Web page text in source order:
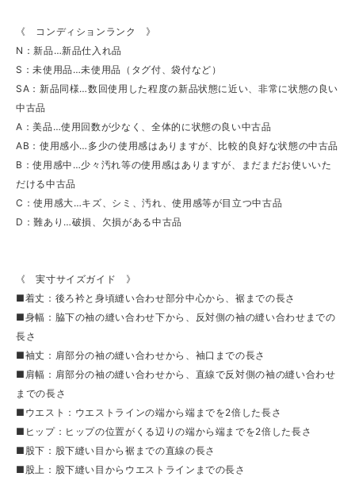
《 コンディションランク 》
N：新品…新品仕入れ品
S：未使用品…未使用品（タグ付、袋付など）
SA：新品同様…数回使用した程度の新品状態に近い、非常に状態の良い
中古品
A：美品…使用回数が少なく、全体的に状態の良い中古品
AB：使用感小…多少の使用感はありますが、比較的良好な状態の中古品
B：使用感中…少々汚れ等の使用感はありますが、まだまだお使いいた
だける中古品
C：使用感大…キズ、シミ、汚れ、使用感等が目立つ中古品
D：難あり…破損、欠損がある中古品
《 実寸サイズガイド 》
■着丈：後ろ衿と身頃縫い合わせ部分中心から、裾までの長さ
■身幅：脇下の袖の縫い合わせ下から、反対側の袖の縫い合わせまでの
長さ
■袖丈：肩部分の袖の縫い合わせから、袖口までの長さ
■肩幅：肩部分の袖の縫い合わせから、直線で反対側の袖の縫い合わせ
までの長さ
■ウエスト：ウエストラインの端から端までを2倍した長さ
■ヒップ：ヒップの位置がくる辺りの端から端までを2倍した長さ
■股下：股下縫い目から裾までの直線の長さ
■股上：股下縫い目からウエストラインまでの長さ